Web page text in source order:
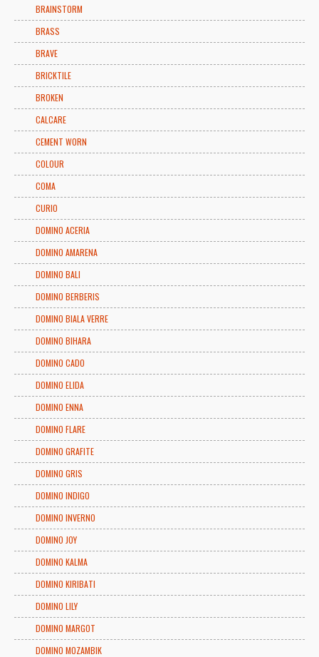
BRAINSTORM
BRASS
BRAVE
BRICKTILE
BROKEN
CALCARE
CEMENT WORN
COLOUR
COMA
CURIO
DOMINO ACERIA
DOMINO AMARENA
DOMINO BALI
DOMINO BERBERIS
DOMINO BIALA VERRE
DOMINO BIHARA
DOMINO CADO
DOMINO ELIDA
DOMINO ENNA
DOMINO FLARE
DOMINO GRAFITE
DOMINO GRIS
DOMINO INDIGO
DOMINO INVERNO
DOMINO JOY
DOMINO KALMA
DOMINO KIRIBATI
DOMINO LILY
DOMINO MARGOT
DOMINO MOZAMBIK